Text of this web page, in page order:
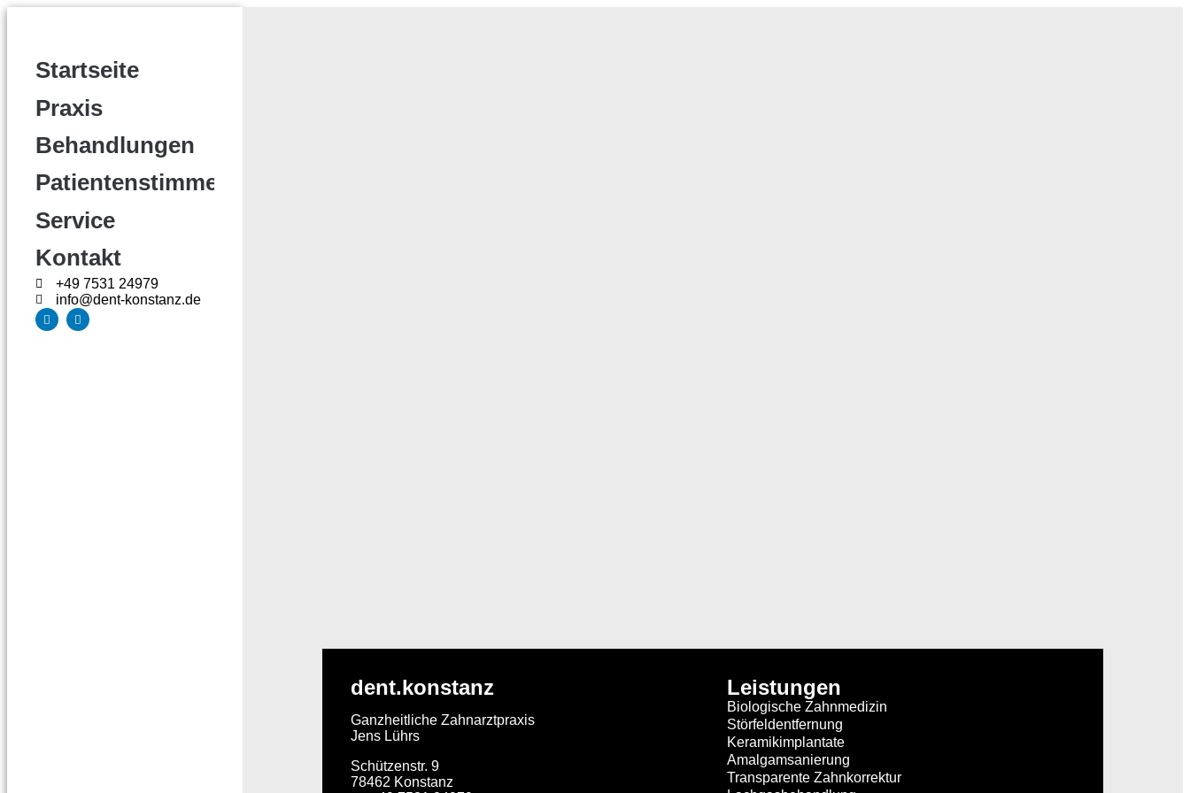
Startseite
Praxis
Behandlungen
Patientenstimmen
Service
Kontakt
+49 7531 24979
info@dent-konstanz.de
dent.konstanz
Ganzheitliche Zahnarztpraxis
Jens Lührs
Schützenstr. 9
78462 Konstanz
Leistungen
Biologische Zahnmedizin
Störfeldentfernung
Keramikimplantate
Amalgamsanierung
Transparente Zahnkorrektur